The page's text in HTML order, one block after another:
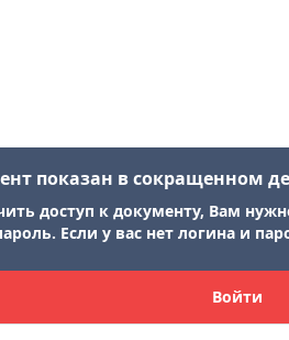
показан в сокращенном
доступ к документу, Вам
Если у вас нет логина и
Войти